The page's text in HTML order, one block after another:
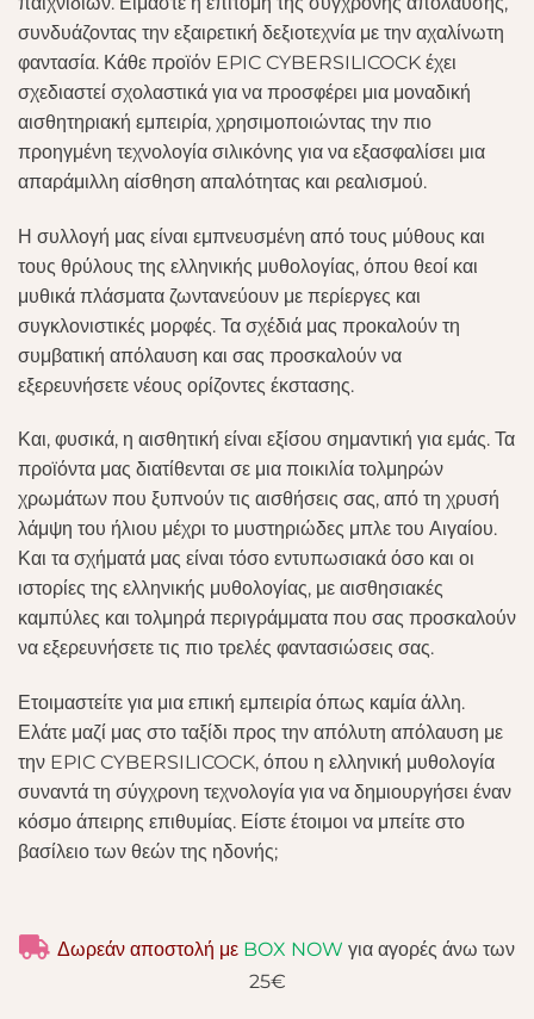
συνδυάζοντας την εξαιρετική δεξιοτεχνία με την αχαλίνωτη
φαντασία. Κάθε προϊόν EPIC CYBERSILICOCK έχει
σχεδιαστεί σχολαστικά για να προσφέρει μια μοναδική
αισθητηριακή εμπειρία, χρησιμοποιώντας την πιο
προηγμένη τεχνολογία σιλικόνης για να εξασφαλίσει μια
απαράμιλλη αίσθηση απαλότητας και ρεαλισμού.
Η συλλογή μας είναι εμπνευσμένη από τους μύθους και
τους θρύλους της ελληνικής μυθολογίας, όπου θεοί και
μυθικά πλάσματα ζωντανεύουν με περίεργες και
συγκλονιστικές μορφές. Τα σχέδιά μας προκαλούν τη
συμβατική απόλαυση και σας προσκαλούν να
εξερευνήσετε νέους ορίζοντες έκστασης.
Και, φυσικά, η αισθητική είναι εξίσου σημαντική για εμάς. Τα
προϊόντα μας διατίθενται σε μια ποικιλία τολμηρών
χρωμάτων που ξυπνούν τις αισθήσεις σας, από τη χρυσή
λάμψη του ήλιου μέχρι το μυστηριώδες μπλε του Αιγαίου.
Και τα σχήματά μας είναι τόσο εντυπωσιακά όσο και οι
ιστορίες της ελληνικής μυθολογίας, με αισθησιακές
καμπύλες και τολμηρά περιγράμματα που σας προσκαλούν
να εξερευνήσετε τις πιο τρελές φαντασιώσεις σας.
Ετοιμαστείτε για μια επική εμπειρία όπως καμία άλλη.
Ελάτε μαζί μας στο ταξίδι προς την απόλυτη απόλαυση με
την EPIC CYBERSILICOCK, όπου η ελληνική μυθολογία
συναντά τη σύγχρονη τεχνολογία για να δημιουργήσει έναν
κόσμο άπειρης επιθυμίας. Είστε έτοιμοι να μπείτε στο
βασίλειο των θεών της ηδονής;
Δωρεάν αποστολή με BOX NOW για αγορές άνω των
25€